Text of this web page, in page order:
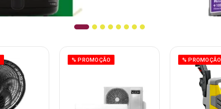
% PROMOÇÃO % PROMOÇÃO